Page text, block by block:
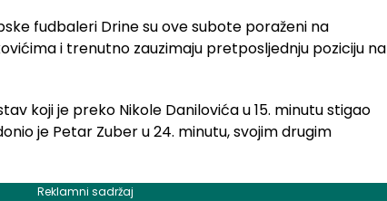
fudbaleri Drine su ove subote poraženi na
i trenutno zauzimaju pretposljednju poziciju na
koji je preko Nikole Danilovića u 15. minutu stigao
je Petar Zuber u 24. minutu, svojim drugim
Reklamni sadržaj